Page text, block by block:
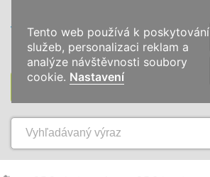
KATEGÓRIE
Tento web používá k poskytování
služeb, personalizaci reklam a
analýze návštěvnosti soubory
cookie. Nastavení